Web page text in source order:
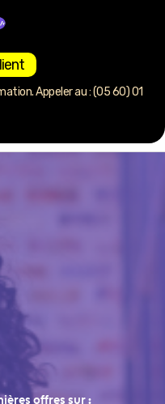
Appeler au : (05 60) 01
offres sur :